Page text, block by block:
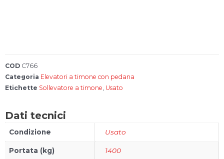
elevatore
COD C766
Categoria Elevatori a timone con pedana
Etichette Sollevatore a timone, Usato
Dati tecnici
Condizione Usato
Portata (kg) 1400